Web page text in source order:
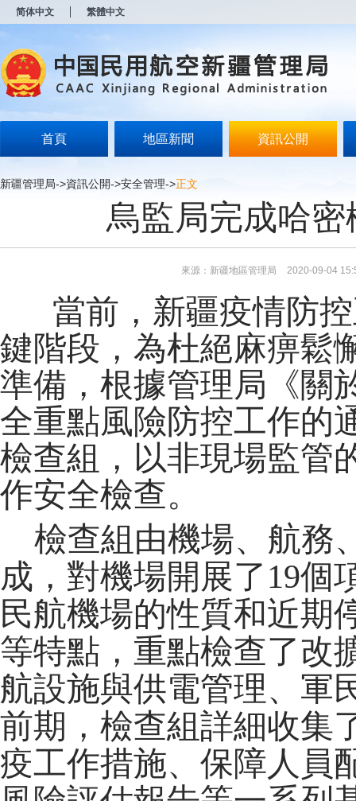
简体中文 繁體中文
首頁 地區新聞 資訊公開
新疆管理局->資訊公開->安全管理->正文
烏監局完成哈
來源：新疆地區管理局 2020-09-04
當前，新疆疫情防控
鍵階段， 為杜絕麻痹鬆
準備，根據管理局《關
全重點風險防控工作的
檢查組，以非現場監管
作安全檢查。
檢查組由機場、航務
成，對機場開展了19個
民航機場的性質和近期
等特點，重點檢查了改
航設施與供電管理、軍
前期，檢查組詳細收集
疫工作措施、保障人員
开
无
障
说
按
Alt
键
式